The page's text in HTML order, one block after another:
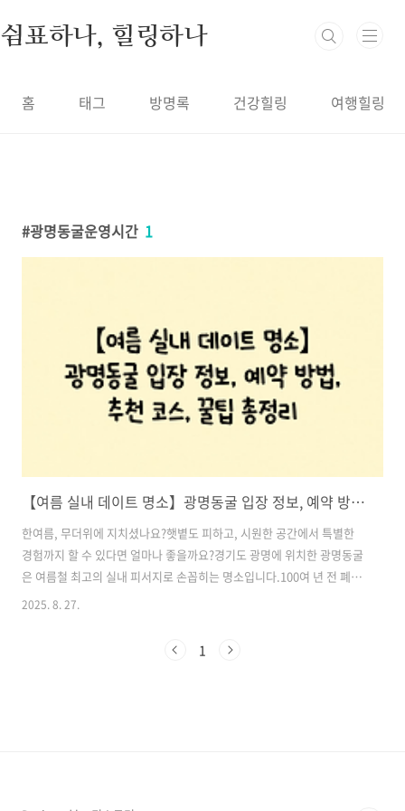
쉼표하나, 힐링하나
홈 태그 방명록 건강힐링 여행힐링
광명동굴운영시간 1
【여름 실내 데이트 명소】광명동굴 입장 정보, 예약 방법, 추천 코스, 꿀팁 총정리, 무더위 피하기 딱 좋은 예술과 자연이 공존하는 힐링 명소
한여름, 무더위에 지치셨나요?햇볕도 피하고, 시원한 공간에서 특별한
경험까지 할 수 있다면 얼마나 좋을까요?경기도 광명에 위치한 광명동굴
은 여름철 최고의 실내 피서지로 손꼽히는 명소입니다.100여 년 전 폐광
된 탄광이 예술과 빛의 공간으로 재탄생하여, 더운 여름에도 긴팔 겉옷
SNS에서 입소문 난 조형물과 빛의 예술 전시는 연인과의 특별한 데이트,
2025. 8. 27.
1